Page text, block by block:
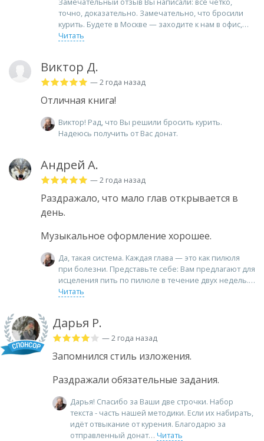
точно, доказательно. Замечательно, что бросили
курить. Будете в Москве — заходите к нам в офис,
Читать
Виктор Д.
— 2 года назад
Отличная книга!
Виктор! Рад, что Вы решили бросить курить.
Надеюсь получить от Вас донат.
Андрей А.
— 2 года назад
Раздражало, что мало глав открывается в
день.
Музыкальное оформление хорошее.
Да, такая система. Каждая глава — это как пилюля
при болезни. Представьте себе: Вам предлагают для
исцеления пить по пилюле в течение двух недель.
Читать
Дарья Р.
— 2 года назад
Запомнился стиль изложения.
Раздражали обязательные задания.
Дарья! Спасибо за Ваши две строчки. Набор
текста - часть нашей методики. Если их набирать,
идёт отвыкание от курения. Благодарю за
отправленный донат
Читать